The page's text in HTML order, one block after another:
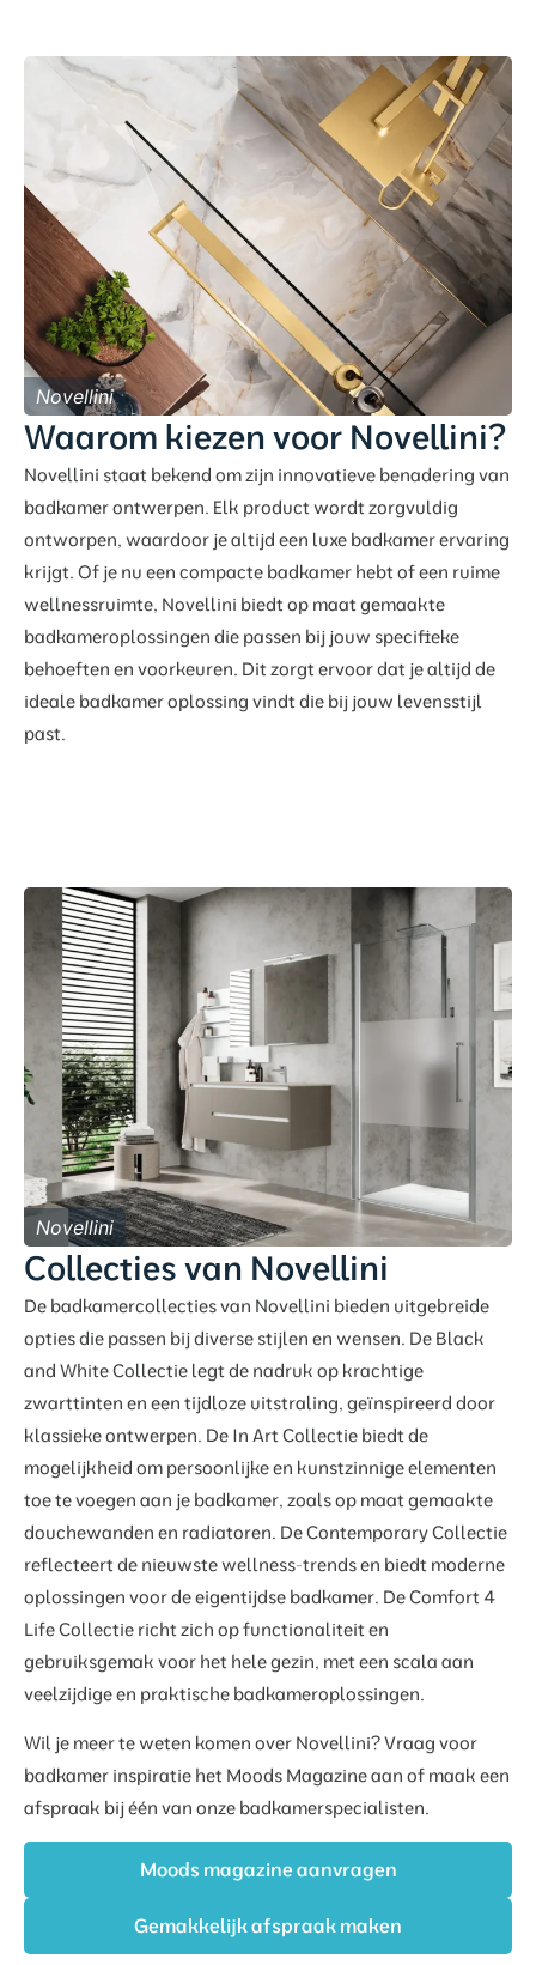
Waarom kiezen voor Novellini?
Novellini staat bekend om zijn innovatieve benadering van
badkamer ontwerpen. Elk product wordt zorgvuldig
ontworpen, waardoor je altijd een luxe badkamer ervaring
krijgt. Of je nu een compacte badkamer hebt of een ruime
wellnessruimte, Novellini biedt op maat gemaakte
badkameroplossingen die passen bij jouw specifieke
behoeften en voorkeuren. Dit zorgt ervoor dat je altijd de
ideale badkamer oplossing vindt die bij jouw levensstijl
past.
Novellini
Collecties van Novellini
De badkamercollecties van Novellini bieden uitgebreide
opties die passen bij diverse stijlen en wensen. De Black
and White Collectie legt de nadruk op krachtige
zwarttinten en een tijdloze uitstraling, geïnspireerd door
klassieke ontwerpen. De In Art Collectie biedt de
mogelijkheid om persoonlijke en kunstzinnige elementen
toe te voegen aan je badkamer, zoals op maat gemaakte
douchewanden en radiatoren. De Contemporary Collectie
reflecteert de nieuwste wellness-trends en biedt moderne
oplossingen voor de eigentijdse badkamer. De Comfort 4
Life Collectie richt zich op functionaliteit en
gebruiksgemak voor het hele gezin, met een scala aan
veelzijdige en praktische badkameroplossingen.
Wil je meer te weten komen over Novellini? Vraag voor
badkamer inspiratie het Moods Magazine aan of maak een
afspraak bij één van onze badkamerspecialisten.
Moods magazine aanvragen
Gemakkelijk afspraak maken
Novellini